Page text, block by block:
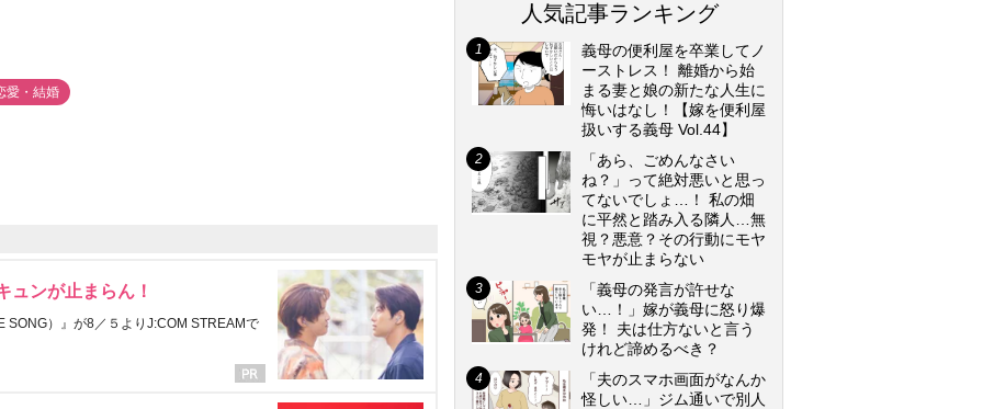
愛・結婚
ュンが止まらん！
SONG）』が8／５よりJ:COM STREAMで
人気記事ランキング
義母の便利屋を卒業してノ
ーストレス！ 離婚から始
まる妻と娘の新たな人生に
悔いはなし！【嫁を便利屋
扱いする義母 Vol.44】
「あら、ごめんなさい
ね？」って絶対悪いと思っ
てないでしょ…！ 私の畑
に平然と踏み入る隣人…無
視？悪意？その行動にモヤ
モヤが止まらない
「義母の発言が許せな
い…！」嫁が義母に怒り爆
発！ 夫は仕方ないと言う
けれど諦めるべき？
「夫のスマホ画面がなんか
怪しい…」ジム通いで別人